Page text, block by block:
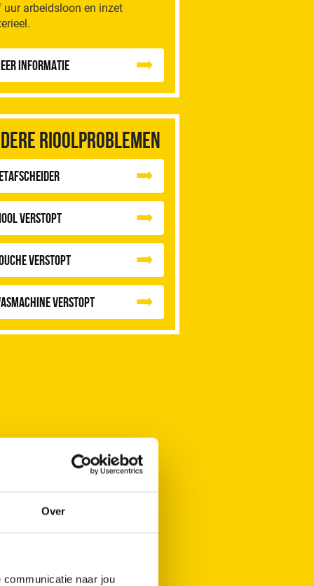
Over
naar jou
uur arbeidsloon en inzet
informatie
rioolproblemen
Verstopt
Verstopt
verstopt